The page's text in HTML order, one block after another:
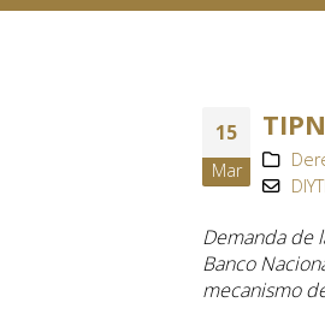
15
Mar
Demanda de
Banco
mecanismo